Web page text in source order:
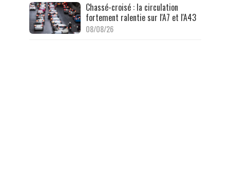
Chassé-croisé : la circulation
fortement ralentie sur l'A7 et l'A43
08/08/26